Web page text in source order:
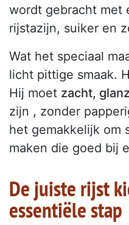
wordt gebracht met
rijstazijn, suiker en
Wat het speciaal
licht pittige smaak.
Hij moet zacht,
zijn , zonder
het gemakkelijk om
maken die goed bij
De juiste rijst
essentiële stap